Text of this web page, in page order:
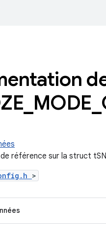
MODE
référence sur la struct
>